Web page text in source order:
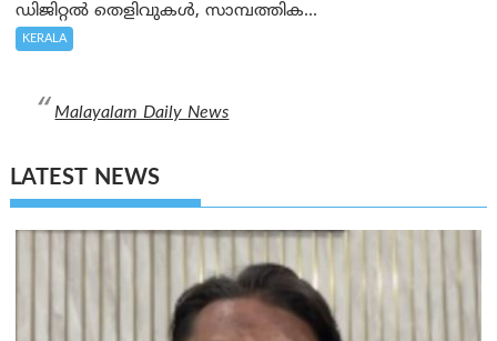
ഡിജിറ്റൽ തെളിവുകൾ, സാമ്പത്തിക...
KERALA
Malayalam Daily News
LATEST NEWS